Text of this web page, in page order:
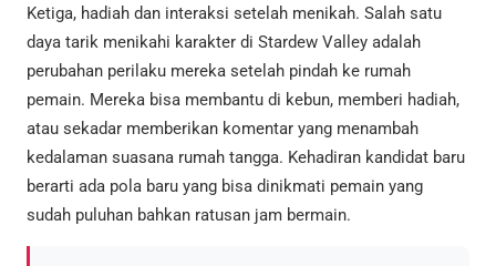
Ketiga, hadiah dan interaksi setelah menikah. Salah satu
daya tarik menikahi karakter di Stardew Valley adalah
perubahan perilaku mereka setelah pindah ke rumah
pemain. Mereka bisa membantu di kebun, memberi hadiah,
atau sekadar memberikan komentar yang menambah
kedalaman suasana rumah tangga. Kehadiran kandidat baru
berarti ada pola baru yang bisa dinikmati pemain yang
sudah puluhan bahkan ratusan jam bermain.